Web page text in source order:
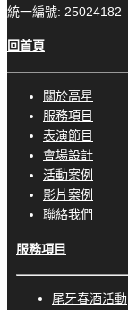
統一編號: 25024182
回首頁
關於高星
服務項目
表演節目
會場設計
活動案例
影片案例
聯絡我們
服務項目
尾牙春酒活動